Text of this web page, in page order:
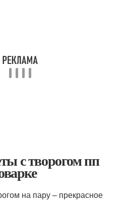
с творогом пп
на пару – прекрасное